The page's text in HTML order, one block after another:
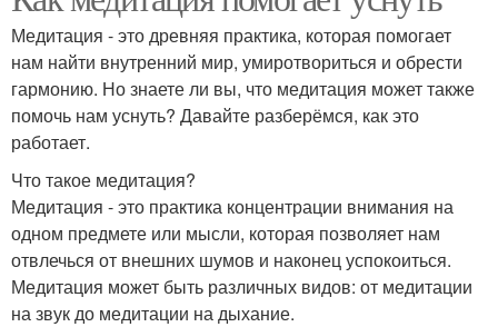
Медитация - это древняя практика, которая помогает
нам найти внутренний мир, умиротвориться и обрести
гармонию. Но знаете ли вы, что медитация может также
помочь нам уснуть? Давайте разберёмся, как это
работает.
Что такое медитация?
Медитация - это практика концентрации внимания на
одном предмете или мысли, которая позволяет нам
отвлечься от внешних шумов и наконец успокоиться.
Медитация может быть различных видов: от медитации
на звук до медитации на дыхание.